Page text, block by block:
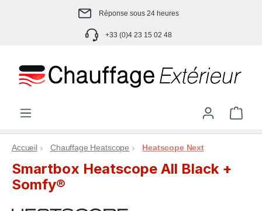
Passer au contenu principalRéponse sous 24 heures
+33 (0)4 23 15 02 48
Le
Accueil Chauffage Heatscope Heatscope Next
Smartbox Heatscope All Black +
Somfy®